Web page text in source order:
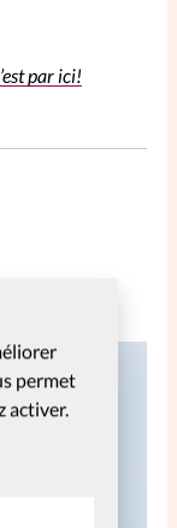
permet
activer.
par ici!